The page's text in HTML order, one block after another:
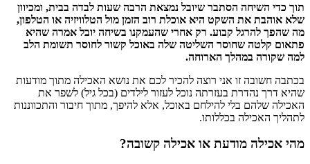
תוך כדי השיחה הסתבר שיובל נמצאת הרבה שעות לבדה בבית, ומכיוון
שלא אוהבת את השקט היא אוכלת רוב הזמן מול הטלוויזיה או הטלפון,
מה שהפך להרגל קבוע. רק אחרי שהעמקנו בשיחה יובל אמרה שהיא
פתאום קלטה שחוסר השליטה שלה באוכל קשור לחוסר תשומת הלב
למה שקורה במהלך הארוחה.
בכתבה חשובה זו אני רוצה להכיר לכם את נושא האכילה מתוך מודעות
שהיא דרך נהדרת בעזרתה נוכל לעזור לילדים (בכל גיל) לשפר את
האכילה שלהם בלי להילחם באוכל, אלא להיפך, מתוך חיבור והתכווננות
לתהליך האכילה בכללותו.
מהי אכילה מודעת או אכילה קשובה?